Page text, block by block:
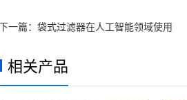
一篇： 袋式过滤器在人工智能领域使用
相关产品